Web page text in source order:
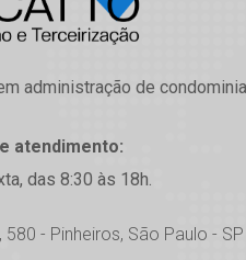
administração de
atendimento:
das 8:30 às 18h.
- Pinheiros, São Paulo - SP